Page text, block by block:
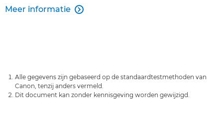
Meer informatie 
Alle gegevens zijn gebaseerd op de standaardtestmethoden van
Canon, tenzij anders vermeld.
Dit document kan zonder kennisgeving worden gewijzigd.